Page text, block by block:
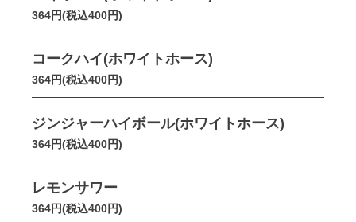
364円(税込400円)
コークハイ(ホワイトホース)
364円(税込400円)
ジンジャーハイボール(ホワイトホース)
364円(税込400円)
レモンサワー
364円(税込400円)